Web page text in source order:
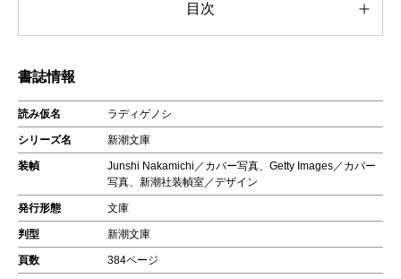
目次
書誌情報
読み仮名 ラディゲノシ
シリーズ名 新潮文庫
装幀
Junshi Nakamichi／カバー写真、Getty Images／カバー
写真、新潮社装幀室／デザイン
発行形態 文庫
判型 新潮文庫
頁数 384ページ